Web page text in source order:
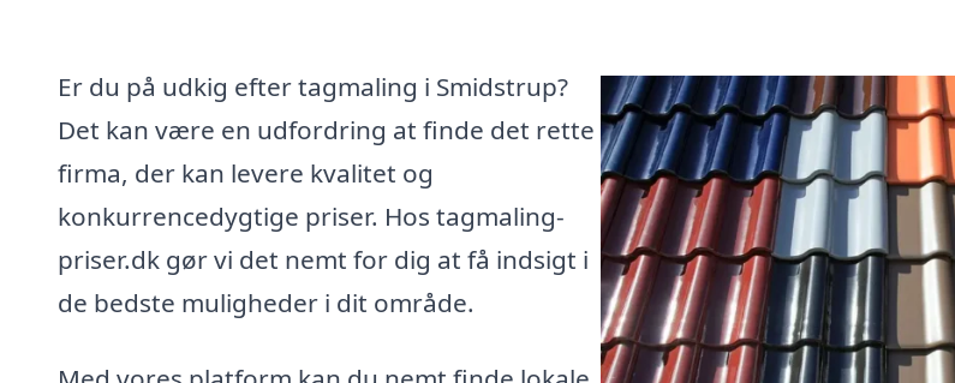
Er du på udkig efter tagmaling i Smidstrup?
Det kan være en udfordring at finde det rette
firma, der kan levere kvalitet og
konkurrencedygtige priser. Hos tagmaling-
priser.dk gør vi det nemt for dig at få indsigt i
de bedste muligheder i dit område.